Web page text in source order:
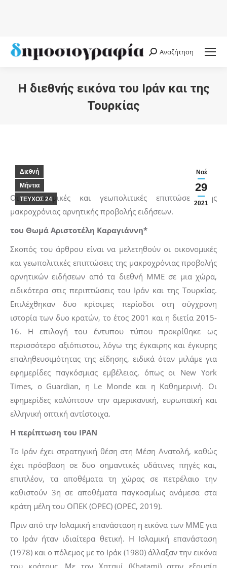
Search:
Αναζήτηση
Η διεθνής εικόνα του Ιράν και της
Τουρκίας
Νοέ
29
2021
Διεθνή
Μήντια
ΤΕΥΧΟΣ 24
Οι οικονομικές και γεωπολιτικές επιπτώσεις της
μακροχρόνιας αρνητικής προβολής ειδήσεων.
του Θωμά Αριστοτέλη Καραγιάννη*
Σκοπός του άρθρου είναι να μελετηθούν οι οικονομικές
και γεωπολιτικές επιπτώσεις της μακροχρόνιας προβολής
αρνητικών ειδήσεων από τα διεθνή ΜΜΕ σε μια χώρα,
ειδικότερα στις περιπτώσεις του Ιράν και της Τουρκίας.
Επιλέχθηκαν δυο κρίσιμες περίοδοι στη σύγχρονη
ιστορία των δυο κρατών, το έτος 2001 και η διετία 2015-
16. Η επιλογή του έντυπου τύπου προκρίθηκε ως
περισσότερο αξιόπιστου, λόγω της έγκαιρης και έγκυρης
επαληθευσιμότητας της είδησης, ειδικά όταν μιλάμε για
εφημερίδες παγκόσμιας εμβέλειας, όπως οι New York
Times, ο Guardian, η Le Monde και η Καθημερινή. Οι
εφημερίδες καλύπτουν την αμερικανική, ευρωπαϊκή και
ελληνική οπτική αντίστοιχα.
Η περίπτωση του ΙΡΑΝ
Το Ιράν έχει στρατηγική θέση στη Μέση Ανατολή, καθώς
έχει πρόσβαση σε δυο σημαντικές υδάτινες πηγές και,
επιπλέον, τα αποθέματα τη χώρας σε πετρέλαιο την
καθιστούν 3η σε αποθέματα παγκοσμίως ανάμεσα στα
κράτη μέλη του ΟΠΕΚ (OPEC) (OPEC, 2019).
Πριν από την Ισλαμική επανάσταση η εικόνα των ΜΜΕ για
το Ιράν ήταν ιδιαίτερα θετική. Η Ισλαμική επανάσταση
(1978) και ο πόλεμος με το Ιράκ (1980) άλλαξαν την εικόνα
του κράτους. Με τον Χαταμί (Khatami) στην εξουσία